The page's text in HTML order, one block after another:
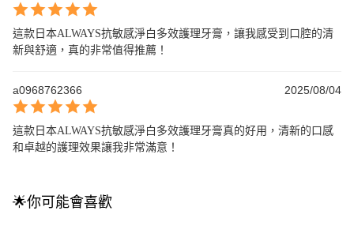
這款日本ALWAYS抗敏感淨白多效護理牙膏，讓我感受到口腔的清
新與舒適，真的非常值得推薦！
a0968762366 2025/08/04
這款日本ALWAYS抗敏感淨白多效護理牙膏真的好用，清新的口感
和卓越的護理效果讓我非常滿意！
🌟你可能會喜歡